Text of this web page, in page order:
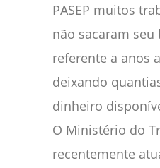
PASEP muitos
não sacaram seu
referente a anos
deixando
dinheiro
O Ministério do
recentemente